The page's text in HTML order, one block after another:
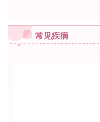
常见疾病